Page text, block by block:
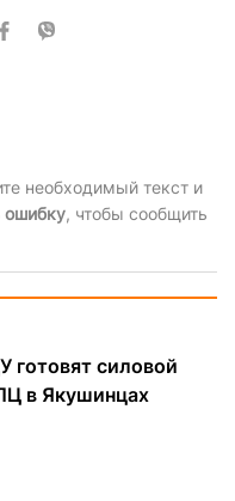
необходимый текст и
ошибку, чтобы сообщить
готовят силовой
в Якушинцах